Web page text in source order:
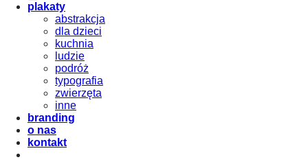
plakaty
abstrakcja
dla dzieci
kuchnia
ludzie
podróż
typografia
zwierzęta
inne
branding
o nas
kontakt